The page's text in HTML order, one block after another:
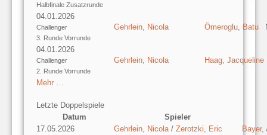
Halbfinale Zusatzrunde
04.01.2026
Challenger
3. Runde Vorrunde
Gehrlein, Nicola Ömeroglu, Batu
04.01.2026
Challenger
2. Runde Vorrunde
Gehrlein, Nicola Haag, Jacqueline
Mehr …
Letzte Doppelspiele
Datum
Spieler
17.05.2026
Gehrlein, Nicola / Zerotzki, Eric Bayer,